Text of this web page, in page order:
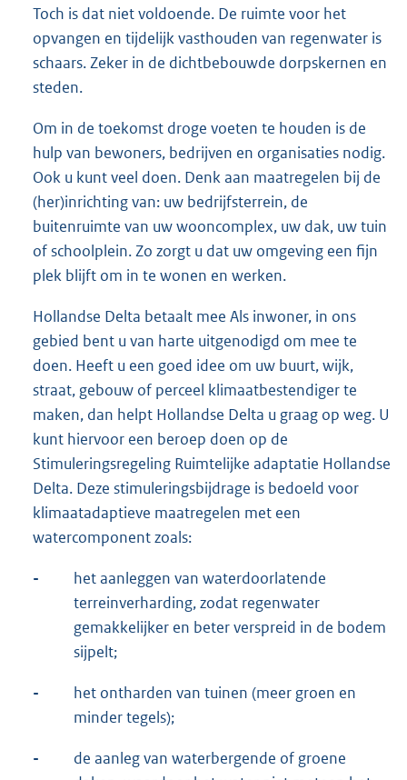
Toch is dat niet voldoende. De ruimte voor het
opvangen en tijdelijk vasthouden van regenwater is
schaars. Zeker in de dichtbebouwde dorpskernen en
steden.
Om in de toekomst droge voeten te houden is de
hulp van bewoners, bedrijven en organisaties nodig.
Ook u kunt veel doen. Denk aan maatregelen bij de
(her)inrichting van: uw bedrijfsterrein, de
buitenruimte van uw wooncomplex, uw dak, uw tuin
of schoolplein. Zo zorgt u dat uw omgeving een fijn
plek blijft om in te wonen en werken.
Hollandse Delta betaalt mee Als inwoner, in ons
gebied bent u van harte uitgenodigd om mee te
doen. Heeft u een goed idee om uw buurt, wijk,
straat, gebouw of perceel klimaatbestendiger te
maken, dan helpt Hollandse Delta u graag op weg. U
kunt hiervoor een beroep doen op de
Stimuleringsregeling Ruimtelijke adaptatie Hollandse
Delta. Deze stimuleringsbijdrage is bedoeld voor
klimaatadaptieve maatregelen met een
watercomponent zoals:
-
het aanleggen van waterdoorlatende
terreinverharding, zodat regenwater
gemakkelijker en beter verspreid in de bodem
sijpelt;
-
het ontharden van tuinen (meer groen en
minder tegels);
-
de aanleg van waterbergende of groene